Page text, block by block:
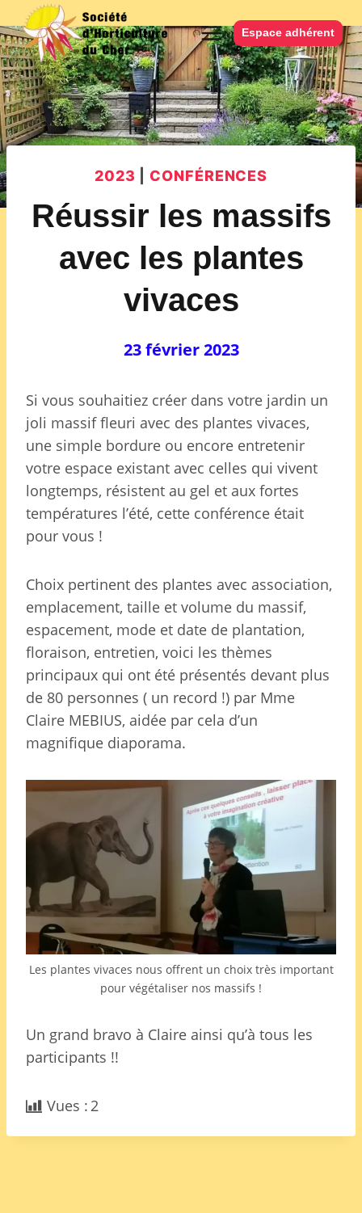
Aller
au
contenu
Espace adhérent
2023 |CONFÉRENCES
Réussir les massifs
avec les plantes
vivaces
23 février 2023
Si vous souhaitiez créer dans votre jardin un
joli massif fleuri avec des plantes vivaces,
une simple bordure ou encore entretenir
votre espace existant avec celles qui vivent
longtemps, résistent au gel et aux fortes
températures l’été, cette conférence était
pour vous !
Choix pertinent des plantes avec association,
emplacement, taille et volume du massif,
espacement, mode et date de plantation,
floraison, entretien, voici les thèmes
principaux qui ont été présentés devant plus
de 80 personnes ( un record !) par Mme
Claire MEBIUS, aidée par cela d’un
magnifique diaporama.
Les plantes vivaces nous offrent un choix très important
pour végétaliser nos massifs !
Un grand bravo à Claire ainsi qu’à tous les
participants !!
Vues : 2